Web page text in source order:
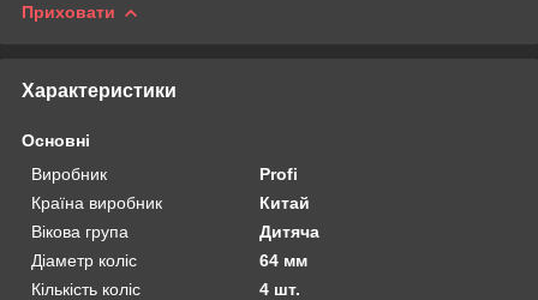
Приховати
Характеристики
Основні
Виробник
Profi
Країна виробник
Китай
Вікова група
Дитяча
Діаметр коліс
64 мм
Кількість коліс
4 шт.